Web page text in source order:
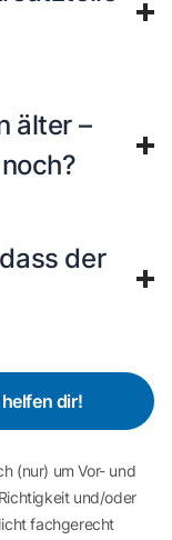
älter –
der
dir!
(nur) um Vor- und
und/oder
fachgerecht